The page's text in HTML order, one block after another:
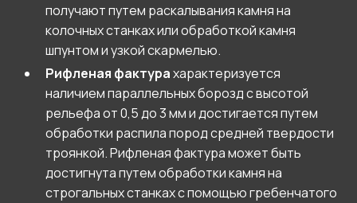
получают путем раскалывания камня на
колочных станках или обработкой камня
шпунтом и узкой скармелью.
Рифленая фактурахарактеризуется
наличием параллельных борозд с высотой
рельефа от 0,5 до 3 мм и достигается путем
обработки распила пород средней твердости
троянкой. Рифленая фактура может быть
достигнута путем обработки камня на
строгальных станках с помощью гребенчатого